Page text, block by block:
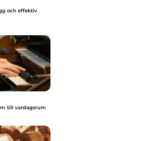
och effektiv
till vardagsrum